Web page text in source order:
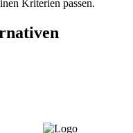
Kriterien passen.